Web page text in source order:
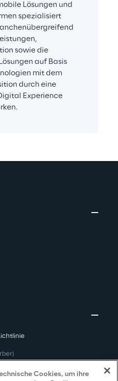
Lösungen und
spezialisiert
sowie die
auf Basis
mit dem
durch eine
Experience
Cookies, um ihre